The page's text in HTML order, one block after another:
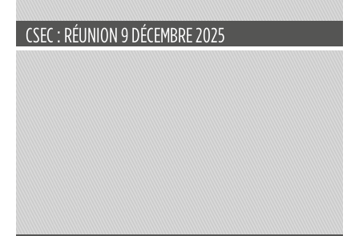
CSEC : RÉUNION 9 DÉCEMBRE 2025